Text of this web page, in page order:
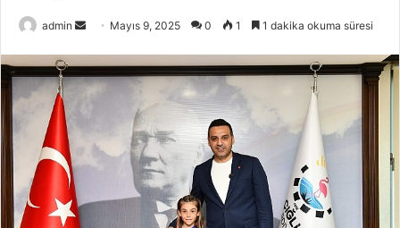
admin
r
e
p
Mayıs 9, 2025 0 1 1 dakika okuma süresi